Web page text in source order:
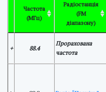
Частота
(МГц)
Радіостанція
(FM
діапазону)
+ 88.4
Прорахована
частота